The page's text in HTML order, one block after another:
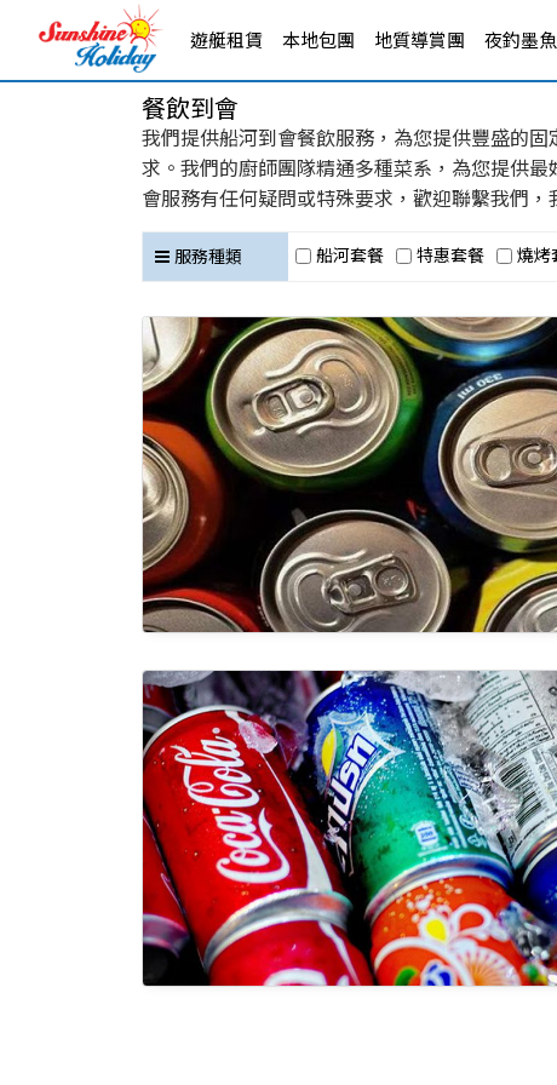
遊艇租賃 本地包團 地質導賞團 夜釣墨
餐飲到會
我們提供船河到會餐飲服務，為您提供豐盛的
求。我們的廚師團隊精通多種菜系，為您提供
會服務有任何疑問或特殊要求，歡迎聯繫我們
服務種類 船河套餐 特惠套餐 燒烤